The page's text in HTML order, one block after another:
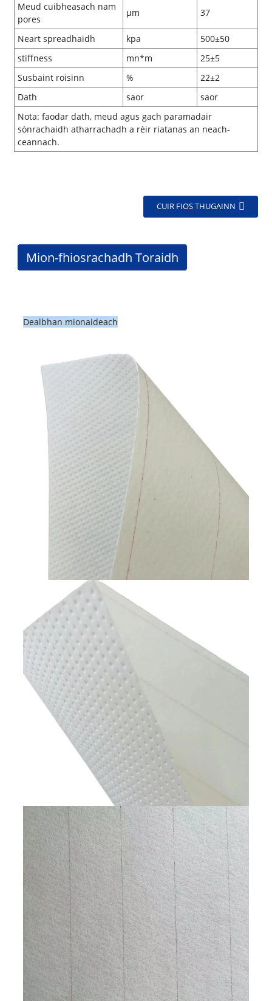
Meud cuibheasach nam
pores
μm 37
Neart spreadhaidh kpa
500±50
stiffness
mn*m
25±5
Susbaint roisinn
%
22±2
Dath
saor
saor
Nota: faodar dath, meud agus gach paramadair
sònrachaidh atharrachadh a rèir riatanas an neach-
ceannach.
CUIR FIOS THUGAINN
Mion-fhiosrachadh Toraidh
Dealbhan mionaideach